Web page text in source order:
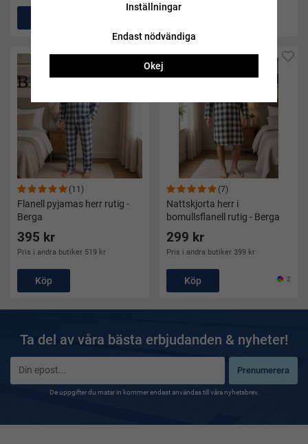
(11)
Flanell pyjamas herr rutig -
Berga
395 kr
Pris i andra butiker 519 kr
Köp
(7)
Nattskjorta herr i
bomullsflanell rutig - Berga
299 kr
Pris i andra butiker 399 kr
Köp 2
Ta del av våra bästa erbjudanden & nyheter!
Prenumerera
De uppgifter du matar in kommer endast användas till våra nyhetsbrev.
Inställningar
Endast nödvändiga
Okej